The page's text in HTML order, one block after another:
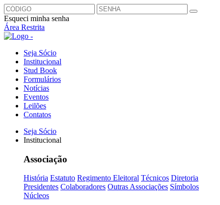
Esqueci minha senha
Área Restrita
Seja Sócio
Institucional
Stud Book
Formulários
Notícias
Eventos
Leilões
Contatos
Seja Sócio
Institucional
Associação
História Estatuto Regimento Eleitoral Técnicos Diretoria
Presidentes Colaboradores Outras Associações Símbolos
Núcleos